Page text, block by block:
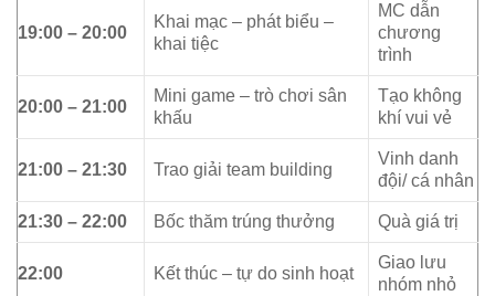
19:00 – 20:00
Khai mạc – phát biểu –
khai tiệc
MC dẫn
chương
trình
20:00 – 21:00
Mini game – trò chơi sân
khấu
Tạo không
khí vui vẻ
21:00 – 21:30 Trao giải team building
Vinh danh
đội/ cá nhân
21:30 – 22:00 Bốc thăm trúng thưởng Quà giá trị
22:00 Kết thúc – tự do sinh hoạt
Giao lưu
nhóm nhỏ